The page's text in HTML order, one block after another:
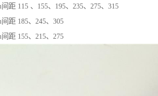
距 115 、155、195、235、275、315
距 185、245、305
距 155、215、275